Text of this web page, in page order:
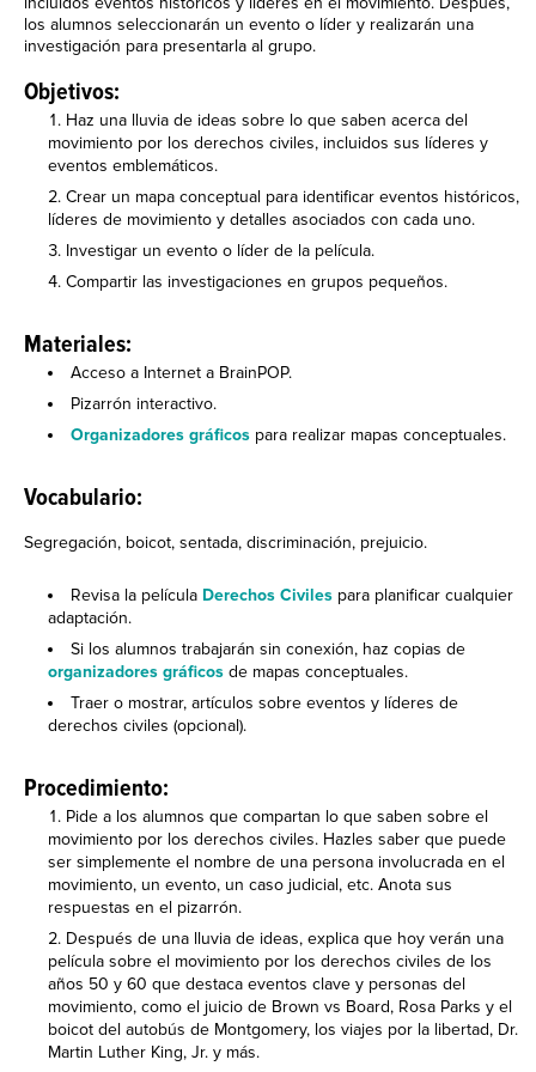
los alumnos seleccionarán un evento o líder y realizarán una
investigación para presentarla al grupo.
Objetivos:
Haz una lluvia de ideas sobre lo que saben acerca del
movimiento por los derechos civiles, incluidos sus líderes y
eventos emblemáticos.
Crear un mapa conceptual para identificar eventos históricos,
líderes de movimiento y detalles asociados con cada uno.
Investigar un evento o líder de la película.
Compartir las investigaciones en grupos pequeños.
Materiales:
Acceso a Internet a BrainPOP.
Pizarrón interactivo.
Organizadores gráficos para realizar mapas conceptuales.
Vocabulario:
Segregación, boicot, sentada, discriminación, prejuicio.
Revisa la película Derechos Civiles para planificar cualquier
adaptación.
Si los alumnos trabajarán sin conexión, haz copias de
organizadores gráficos de mapas conceptuales.
Traer o mostrar, artículos sobre eventos y líderes de
derechos civiles (opcional).
Procedimiento:
Pide a los alumnos que compartan lo que saben sobre el
movimiento por los derechos civiles. Hazles saber que puede
ser simplemente el nombre de una persona involucrada en el
movimiento, un evento, un caso judicial, etc. Anota sus
respuestas en el pizarrón.
Después de una lluvia de ideas, explica que hoy verán una
película sobre el movimiento por los derechos civiles de los
años 50 y 60 que destaca eventos clave y personas del
movimiento, como el juicio de Brown vs Board, Rosa Parks y el
boicot del autobús de Montgomery, los viajes por la libertad, Dr.
Martin Luther King, Jr. y más.